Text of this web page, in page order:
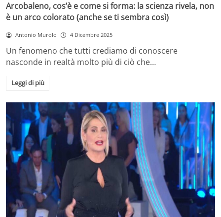
Arcobaleno, cos’è e come si forma: la scienza rivela, non
è un arco colorato (anche se ti sembra così)
Antonio Murolo 4 Dicembre 2025
Un fenomeno che tutti crediamo di conoscere
nasconde in realtà molto più di ciò che…
Leggi di più